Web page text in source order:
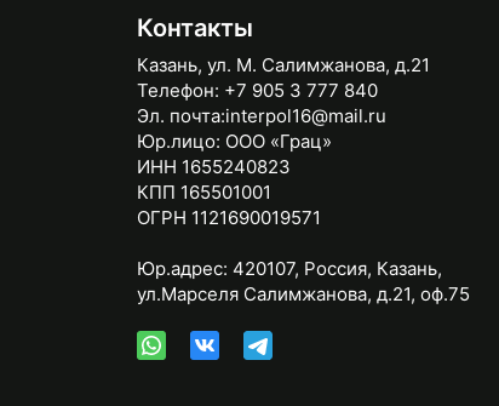
Контакты
Казань, ул. М. Салимжанова, д.21
Телефон: +7 905 3 777 840
Эл. почта:interpol16@mail.ru
Юр.лицо: ООО «Грац»
ИНН 1655240823
КПП 165501001
ОГРН 1121690019571
Юр.адрес: 420107, Россия, Казань,
ул.Марселя Салимжанова, д.21, оф.75